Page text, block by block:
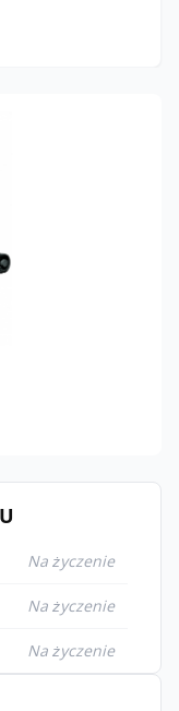
Na życzenie
Na życzenie
Na życzenie